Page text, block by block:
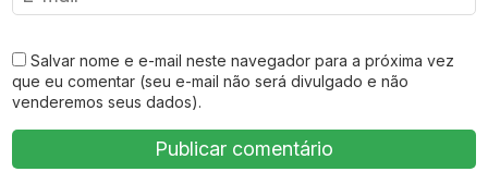
Salvar nome e e-mail neste navegador para a próxima vez
que eu comentar (seu e-mail não será divulgado e não
venderemos seus dados).